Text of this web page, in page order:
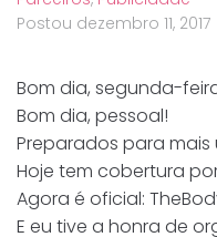
Postou dezembro 11, 2017
Bom dia, segunda-
Bom dia, pessoal!
Preparados para mais
Hoje tem cobertura
Agora é oficial:
E eu tive a honra de